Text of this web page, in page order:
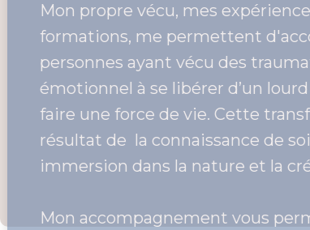
Mon propre vécu, mes
formations, me
personnes ayant vécu
émotionnel à se libérer
faire une force de vie.
résultat de la
immersion dans la
Mon accompagnement